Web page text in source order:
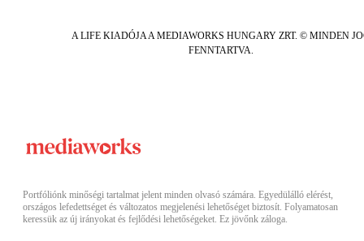
A LIFE KIADÓJA A MEDIAWORKS HUNGARY ZRT. © MINDEN
FENNTARTVA.
Portfóliónk minőségi tartalmat jelent minden olvasó számára. Egyedülálló elérést,
országos lefedettséget és változatos megjelenési lehetőséget biztosít. Folyamatosan
keressük az új irányokat és fejlődési lehetőségeket. Ez jövőnk záloga.